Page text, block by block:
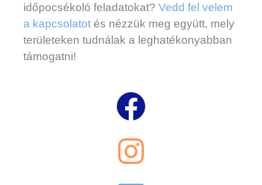
időpocsékoló feladatokat? Vedd fel velem
a kapcsolatot és nézzük meg együtt, mely
területeken tudnálak a leghatékonyabban
támogatni!